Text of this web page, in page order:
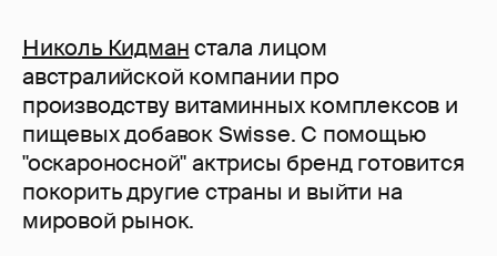
Николь Кидманстала лицом
австралийской компании про
производству витаминных комплексов и
пищевых добавок Swisse. C помощью
"оскароносной" актрисы бренд готовится
покорить другие страны и выйти на
мировой рынок.